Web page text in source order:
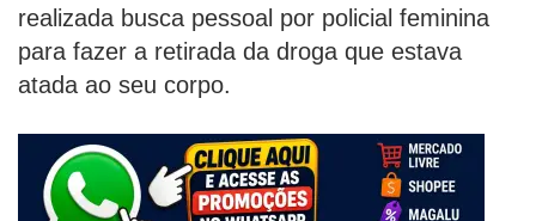
realizada busca pessoal por policial feminina
para fazer a retirada da droga que estava
atada ao seu corpo.